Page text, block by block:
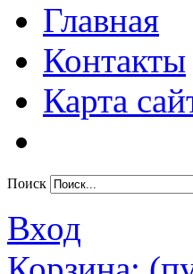
Главная
Контакты
Карта
Поиск
Вход